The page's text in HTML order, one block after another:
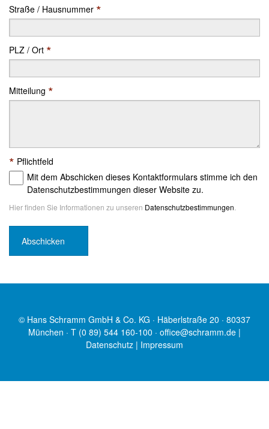
Straße / Hausnummer *
PLZ / Ort *
Mitteilung *
* Pflichtfeld
Mit dem Abschicken dieses Kontaktformulars stimme ich den
Datenschutzbestimmungen dieser Website zu.
Hier finden Sie Informationen zu unseren Datenschutzbestimmungen
© Hans Schramm GmbH & Co. KG · Häberlstraße 20 · 80337
München · T (0 89) 544 160-100 · office@schramm.de |
Datenschutz | Impressum